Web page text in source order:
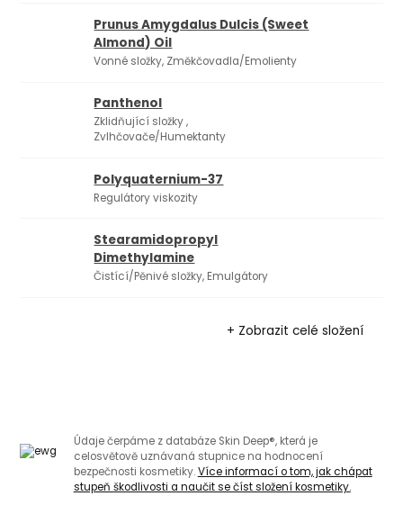
Prunus Amygdalus Dulcis (Sweet
Almond) Oil
Vonné složky, Změkčovadla/Emolienty
Panthenol
Zklidňující složky ,
Zvlhčovače/Humektanty
Polyquaternium-37
Regulátory viskozity
Stearamidopropyl
Dimethylamine
Čistící/Pěnivé složky, Emulgátory
+ Zobrazit celé složení
Údaje čerpáme z databáze Skin Deep®, která je
celosvětově uznávaná stupnice na hodnocení
bezpečnosti kosmetiky.Více informací o tom, jak chápat
stupeň škodlivosti a naučit se číst složení kosmetiky.